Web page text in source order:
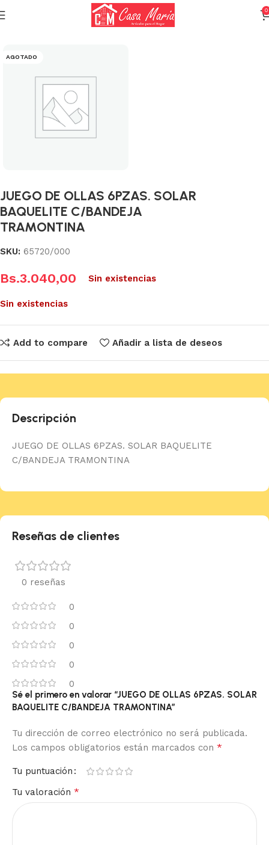
0
Calderas, Ollas y Sartenes Ollas
AGOTADO
JUEGO DE OLLAS 6PZAS. SOLAR
BAQUELITE C/BANDEJA
TRAMONTINA
SKU: 65720/000
Bs.3.040,00 Sin existencias
Sin existencias
Add to compare Añadir a lista de deseos
Descripción
JUEGO DE OLLAS 6PZAS. SOLAR BAQUELITE
C/BANDEJA TRAMONTINA
Reseñas de clientes
0 reseñas
0
0
0
0
0
Sé el primero en valorar “JUEGO DE OLLAS 6PZAS. SOLAR
BAQUELITE C/BANDEJA TRAMONTINA”
Tu dirección de correo electrónico no será publicada.
Los campos obligatorios están marcados con *
Tu puntuación
Tu valoración *